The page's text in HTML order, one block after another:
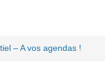
– A vos agendas !